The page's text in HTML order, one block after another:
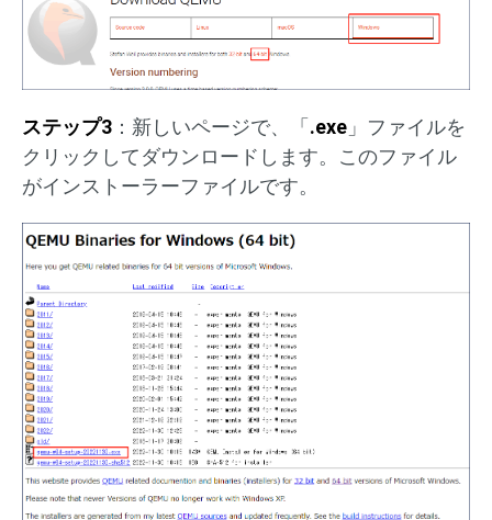
ステップ3 ：新しいページで、「 .exe 」ファイルを
クリックしてダウンロードします。このファイル
がインストーラーファイルです。